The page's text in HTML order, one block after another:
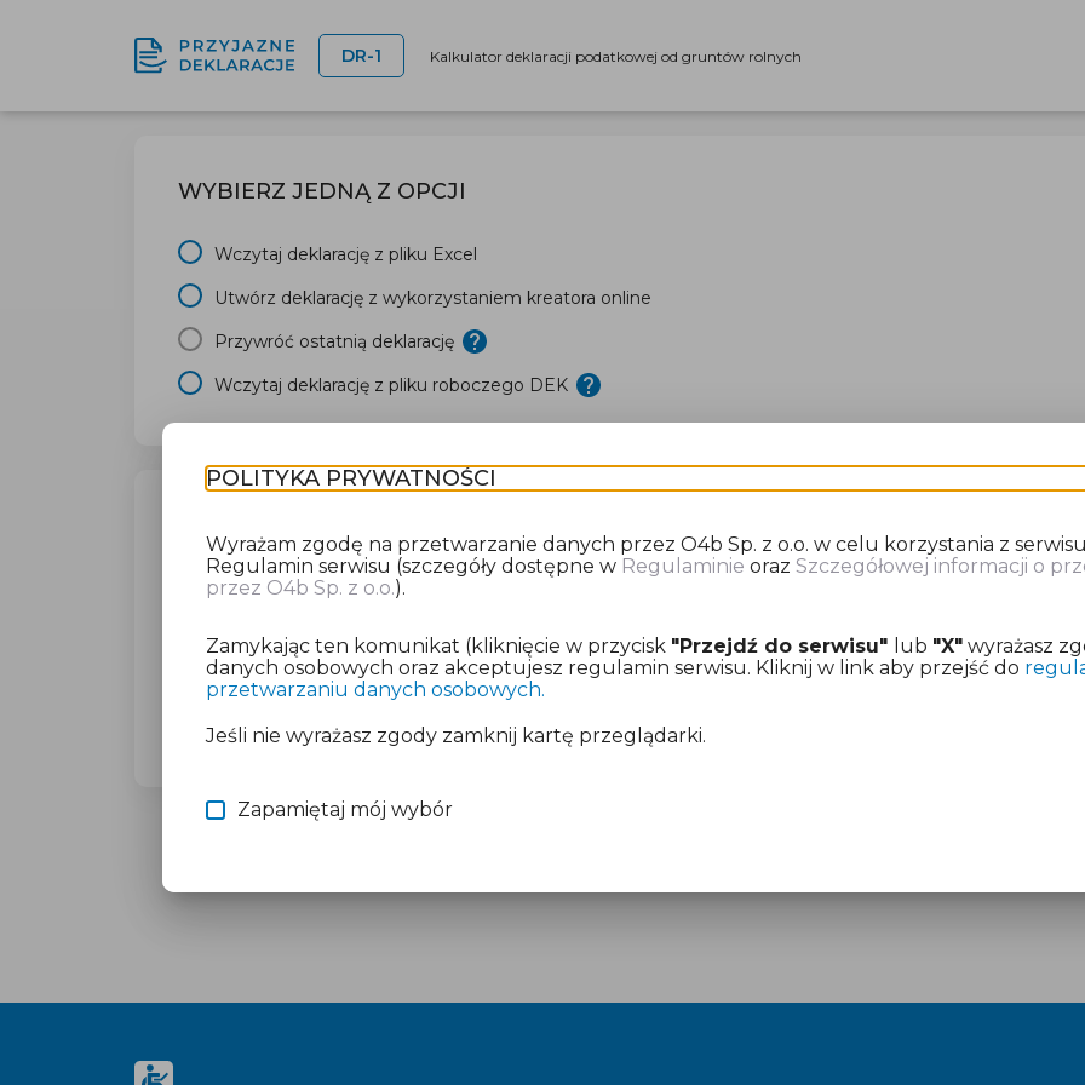
DR-1 Kalkulator deklaracji podatkowej od gruntów rolnych
WYBIERZ JEDNĄ Z OPCJI
Wczytaj deklarację z pliku Excel
Utwórz deklarację z wykorzystaniem kreatora online
Przywróć ostatnią deklarację
Wczytaj deklarację z pliku roboczego DEK
Dla wybranego miasta poprosimy Cię o dokonanie opłaty za przygotowanie deklaracji
Nie martw się o płatność, jeśli masz już aktywny dostęp.
Więcej informacji znajdziesz w dokumentach: Regulamin
POLITYKA PRYWATNOŚCI
Wyrażam zgodę na przetwarzanie danych przez O4b Sp. z o.o. w celu korzystania z
Regulamin serwisu (szczegóły dostępne w Regulaminie orazSzczegółowej informacji o
przez O4b Sp. z o.o.).
Zamykając ten komunikat (kliknięcie w przycisk "Przejdź do serwisu" lub "X" wyrażasz
danych osobowych oraz akceptujesz regulamin serwisu. Kliknij w link aby przejść do
przetwarzaniu danych osobowych.
Jeśli nie wyrażasz zgody zamknij kartę przeglądarki.
Zapamiętaj mój wybór